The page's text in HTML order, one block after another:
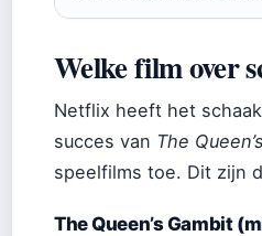
Welke film over
Netflix heeft het
succes van The
speelfilms toe. Dit zijn
The Queen’s Gambit